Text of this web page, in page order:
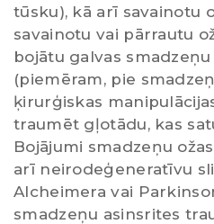
tūsku), kā arī savainotu
savainotu vai pārrautu
bojātu galvas
(piemēram, pie
ķirurģiskas
traumēt gļotādu, kas
Bojājumi smadzeņu
arī neirodeģeneratīvu
Alcheimera vai
smadzeņu asinsrites